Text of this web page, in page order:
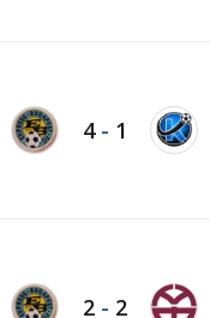
4- 1
2- 2